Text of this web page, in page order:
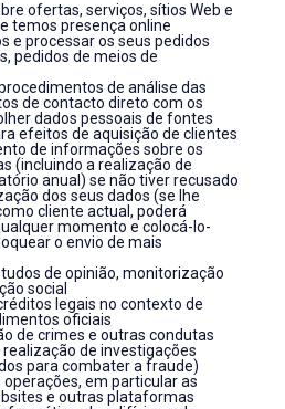
ofertas, serviços, sítios Web e
temos presença online
e processar os seus pedidos
pedidos de meios de
de análise das
de contacto direto com os
dados pessoais de fontes
efeitos de aquisição de clientes
de informações sobre os
(incluindo a realização de
anual) se não tiver recusado
dos seus dados (se lhe
cliente actual, poderá
momento e colocá-lo-
o envio de mais
de opinião, monitorização
social
legais no contexto de
oficiais
de crimes e outras condutas
de investigações
para combater a fraude)
em particular as
e outras plataformas